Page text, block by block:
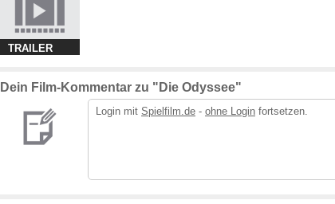
TRAILER
Dein Film-Kommentar zu "Die Odyssee"
Login mit Spielfilm.de - ohne Login fortsetzen.